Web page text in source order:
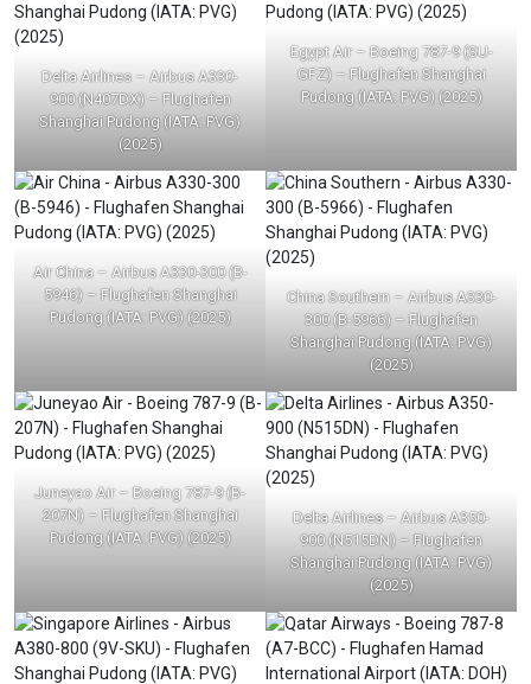
Delta Airlines – Airbus A330-
900 (N407DX) – Flughafen
Shanghai Pudong (IATA: PVG)
(2025)
Egypt Air – Boeing 787-9 (SU-
GFZ) – Flughafen Shanghai
Pudong (IATA: PVG) (2025)
Air China – Airbus A330-300 (B-
5946) – Flughafen Shanghai
Pudong (IATA: PVG) (2025)
China Southern – Airbus A330-
300 (B-5966) – Flughafen
Shanghai Pudong (IATA: PVG)
(2025)
Juneyao Air – Boeing 787-9 (B-
207N) – Flughafen Shanghai
Pudong (IATA: PVG) (2025)
Delta Airlines – Airbus A350-
900 (N515DN) – Flughafen
Shanghai Pudong (IATA: PVG)
(2025)